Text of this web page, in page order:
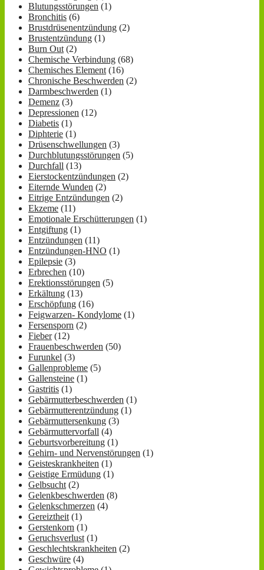
Blutungsstörungen (1)
Bronchitis (6)
Brustdrüsenentzündung (2)
Brustentzündung (1)
Burn Out(2)
Chemische Verbindung (68)
Chemisches Element(16)
Chronische Beschwerden (2)
Darmbeschwerden (1)
Demenz (3)
Depressionen (12)
Diabetis (1)
Diphterie (1)
Drüsenschwellungen (3)
Durchblutungsstörungen (5)
Durchfall (13)
Eierstockentzündungen (2)
Eiternde Wunden (2)
Eitrige Entzündungen (2)
Ekzeme (11)
Emotionale Erschütterungen (1)
Entgiftung (1)
Entzündungen (11)
Entzündungen-HNO (1)
Epilepsie (3)
Erbrechen (10)
Erektionsstörungen (5)
Erkältung (13)
Erschöpfung (16)
Feigwarzen- Kondylome (1)
Fersensporn (2)
Fieber(12)
Frauenbeschwerden (50)
Furunkel (3)
Gallenprobleme (5)
Gallensteine (1)
Gastritis (1)
Gebärmutterbeschwerden (1)
Gebärmutterentzündung (1)
Gebärmuttersenkung (3)
Gebärmuttervorfall (4)
Geburtsvorbereitung (1)
Gehirn- und Nervenstörungen (1)
Geisteskrankheiten (1)
Geistige Ermüdung (1)
Gelbsucht(2)
Gelenkbeschwerden (8)
Gelenkschmerzen (4)
Gereiztheit(1)
Gerstenkorn (1)
Geruchsverlust(1)
Geschlechtskrankheiten (2)
Geschwüre (4)